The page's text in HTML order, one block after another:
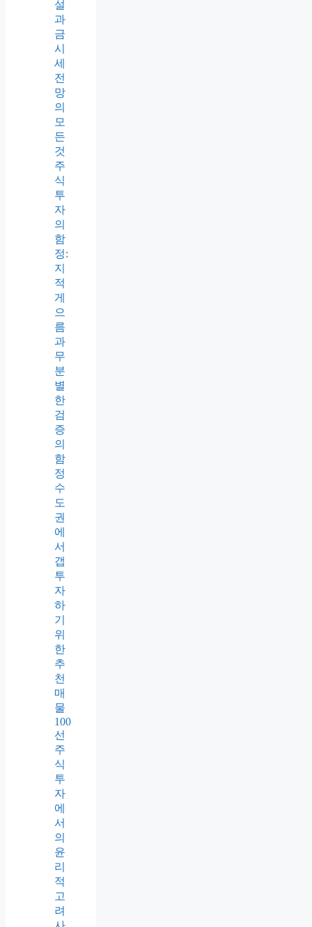
설
과
금
시
세
전
망
의
모
든
것
주
식
투
자
의
함
정:
지
적
게
으
름
과
무
분
별
한
검
증
의
함
정
수
도
권
에
서
갭
투
자
하
기
위
한
추
천
매
물
100
선
주
식
투
자
에
서
의
윤
리
적
고
려